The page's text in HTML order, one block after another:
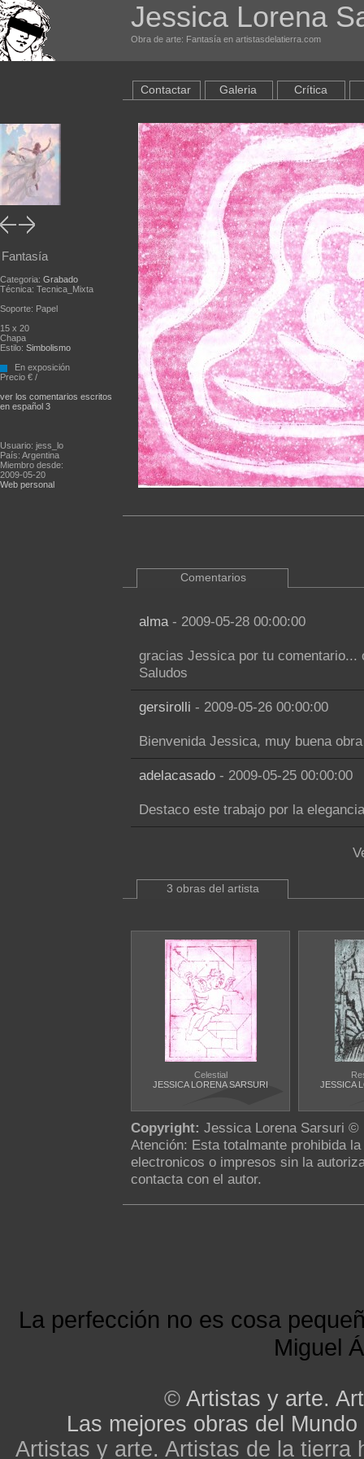
Jessica Lorena
Obra de arte: Fantasía en artistasdelatierra.com
Fantasía
Categoria: Grabado
Técnica: Tecnica_Mixta
Soporte: Papel
15 x 20
Chapa
Estilo: Simbolismo
En exposición
Precio € /
ver los comentarios escritos
en español 3
Usuario: jess_lo
País: Argentina
Miembro desde:
2009-05-20
Web personal
Contactar Galeria Crítica
Comentarios
alma- 2009-05-28 00:00:00
gracias Jessica por tu
Saludos
gersirolli - 2009-05-26 00:00:00
Bienvenida Jessica, muy buena
adelacasado - 2009-05-25 00:00:00
Destaco este trabajo por la
3 obras del artista
Celestial
JESSICA LORENA SARSURI
JESSICA
Copyright: Jessica Lorena Sarsuri ©
Atención: Esta totalmante prohibida
electronicos o impresos sin la
contacta con el autor.
La perfección no es cosa
Miguel
© Artistas y arte.
Las mejores obras del Mundo
Artistas y arte. Artistas de la tierra